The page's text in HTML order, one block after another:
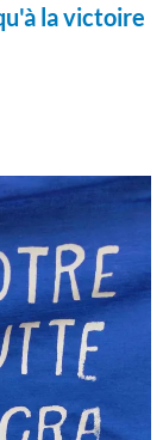
la victoire